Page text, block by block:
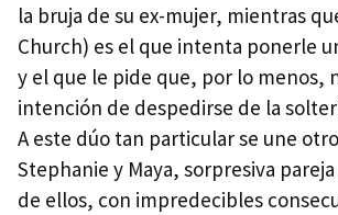
la bruja de su ex-mujer, mientras
Church) es el que intenta ponerle
y el que le pide que, por lo menos,
intención de despedirse de la
A este dúo tan particular se une
Stephanie y Maya, sorpresiva
de ellos, con impredecibles